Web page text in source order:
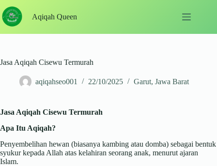
to
content
Aqiqah Queen
Jasa Aqiqah Cisewu Termurah
aqiqahseo001 22/10/2025 Garut, Jawa Barat
Jasa Aqiqah Cisewu Termurah
Apa Itu Aqiqah?
Penyembelihan hewan (biasanya kambing atau domba) sebagai bentuk
syukur kepada Allah atas kelahiran seorang anak, menurut ajaran
Islam.